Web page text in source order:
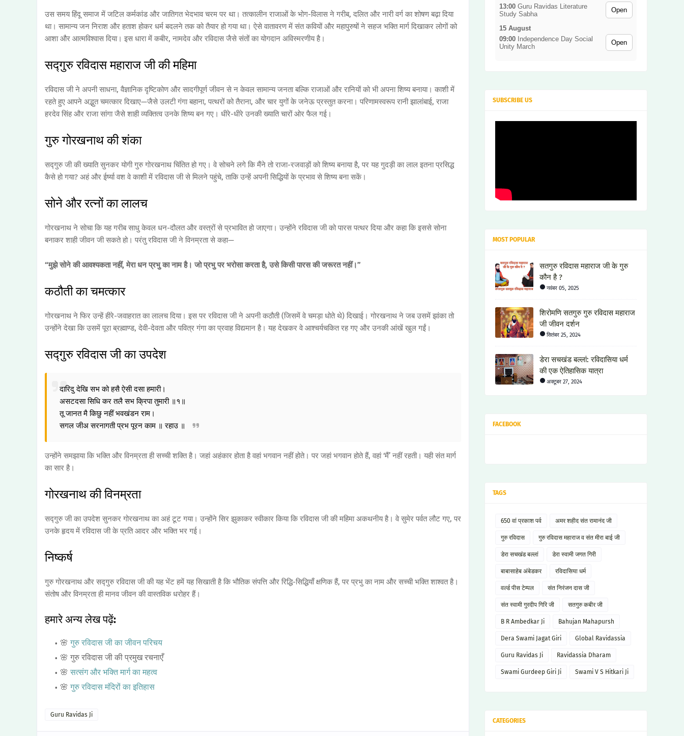
उस समय हिंदू समाज में जटिल कर्मकांड और जातिगत भेदभाव चरम पर था। तत्कालीन राजाओं के भोग-विलास ने गरीब, दलित और नारी वर्ग का शोषण बढ़ा दिया
था। सामान्य जन निराश और हताश होकर धर्म बदलने तक को तैयार हो गया था। ऐसे वातावरण में संत कवियों और महापुरुषों ने सहज भक्ति मार्ग दिखाकर लोगों को
आशा और आत्मविश्वास दिया। इस धारा में कबीर, नामदेव और रविदास जैसे संतों का योगदान अविस्मरणीय है।
सद्गुरु रविदास महाराज जी की महिमा
रविदास जी ने अपनी साधना, वैज्ञानिक दृष्टिकोण और सादगीपूर्ण जीवन से न केवल सामान्य जनता बल्कि राजाओं और रानियों को भी अपना शिष्य बनाया। काशी में
रहते हुए आपने अद्भुत चमत्कार दिखाए—जैसे उलटी गंगा बहाना, पत्थरों को तैराना, और चार युगों के जनेऊ प्रस्तुत करना। परिणामस्वरूप रानी झालांबाई, राजा
हरदेव सिंह और राजा सांगा जैसे शाही व्यक्तित्व उनके शिष्य बन गए। धीरे-धीरे उनकी ख्याति चारों ओर फैल गई।
गुरु गोरखनाथ की शंका
सद्गुरु जी की ख्याति सुनकर योगी गुरु गोरखनाथ चिंतित हो गए। वे सोचने लगे कि मैंने तो राजा-रजवाड़ों को शिष्य बनाया है, पर यह गुदड़ी का लाल इतना प्रसिद्ध
कैसे हो गया? अहं और ईर्ष्या वश वे काशी में रविदास जी से मिलने पहुंचे, ताकि उन्हें अपनी सिद्धियों के प्रभाव से शिष्य बना सकें।
सोने और रत्नों का लालच
गोरखनाथ ने सोचा कि यह गरीब साधु केवल धन-दौलत और वस्त्रों से प्रभावित हो जाएगा। उन्होंने रविदास जी को पारस पत्थर दिया और कहा कि इससे सोना
बनाकर शाही जीवन जी सकते हो। परंतु रविदास जी ने विनम्रता से कहा—
“मुझे सोने की आवश्यकता नहीं, मेरा धन प्रभु का नाम है। जो प्रभु पर भरोसा करता है, उसे किसी पारस की जरूरत नहीं।”
कठौती का चमत्कार
गोरखनाथ ने फिर उन्हें हीरे-जवाहरात का लालच दिया। इस पर रविदास जी ने अपनी कठौती (जिसमें वे चमड़ा धोते थे) दिखाई। गोरखनाथ ने जब उसमें झांका तो
उन्होंने देखा कि उसमें पूरा ब्रह्माण्ड, देवी-देवता और पवित्र गंगा का प्रवाह विद्यमान है। यह देखकर वे आश्चर्यचकित रह गए और उनकी आंखें खुल गईं।
सद्गुरु रविदास जी का उपदेश
दारिदु देखि सभ को हसै ऐसी दसा हमारी।
असटदसा सिधि कर तलै सभ क्रिपा तुमारी ॥१॥
तू जानत मै किछु नहीं भवखंडन राम।
सगल जीअ सरनागती प्रभ पूरन काम ॥ रहाउ ॥
उन्होंने समझाया कि भक्ति और विनम्रता ही सच्ची शक्ति है। जहां अहंकार होता है वहां भगवान नहीं होते। पर जहां भगवान होते हैं, वहां ‘मैं’ नहीं रहती। यही संत मार्ग
का सार है।
गोरखनाथ की विनम्रता
सद्गुरु जी का उपदेश सुनकर गोरखनाथ का अहं टूट गया। उन्होंने सिर झुकाकर स्वीकार किया कि रविदास जी की महिमा अकथनीय है। वे सुमेर पर्वत लौट गए, पर
उनके हृदय में रविदास जी के प्रति आदर और भक्ति भर गई।
निष्कर्ष
गुरु गोरखनाथ और सद्गुरु रविदास जी की यह भेंट हमें यह सिखाती है कि भौतिक संपत्ति और रिद्धि-सिद्धियाँ क्षणिक हैं, पर प्रभु का नाम और सच्ची भक्ति शाश्वत है।
संतोष और विनम्रता ही मानव जीवन की वास्तविक धरोहर हैं।
हमारे अन्य लेख पढ़ें:
🌸 गुरु रविदास जी का जीवन परिचय
🌸 गुरु रविदास जी की प्रमुख रचनाएँ
🌸 सत्संग और भक्ति मार्ग का महत्व
🌸 गुरु रविदास मंदिरों का इतिहास
Guru Ravidas Ji
dan
ce
Ses
13:00 Guru Ravidas Literature
Study Sabha
Open
15 August
09:00 Independence Day Social
Unity March
Open
SUBSCRIBE US
MOST POPULAR
सतगुरु रविदास महाराज जी के गुरु
कौन है ?
नवंबर 05, 2025
शिरोमणि सतगुरु गुरु रविदास महाराज
जी जीवन दर्शन
सितंबर 25, 2024
डेरा सचखंड बल्लां: रविदासिया धर्म
की एक ऐतिहासिक यात्रा
अक्टूबर 27, 2024
FACEBOOK
TAGS
650 वां प्रकाश पर्व अमर शहीद संत रामानंद जी
गुरु रविदास गुरु रविदास महाराज व संत मीरा बाई जी
डेरा सचखंड बल्लां डेरा स्वामी जगत गिरी
बाबासाहेब अंबेडकर रविदासिया धर्म
वर्ल्ड पीस टेम्पल संत निरंजन दास जी
संत स्वामी गुरदीप गिरि जी सतगुरु कबीर जी
B R Ambedkar Ji Bahujan Mahapursh
Dera Swami Jagat Giri Global Ravidassia
Guru Ravidas Ji Ravidassia Dharam
Swami Gurdeep Giri Ji Swami V S Hitkari Ji
CATEGORIES